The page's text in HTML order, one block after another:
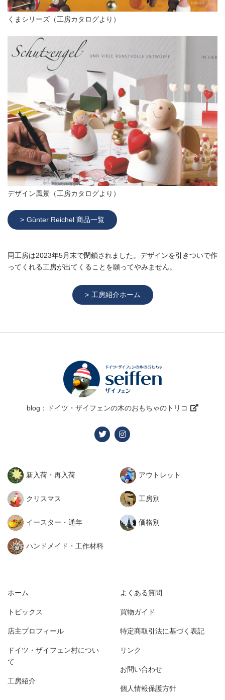
くまシリーズ（工房カタログより）
デザイン風景（工房カタログより）
Günter Reichel 商品一覧
同工房は2023年5月末で閉鎖されました。デザインを引きついで作
ってくれる工房が出てくることを願ってやみません。
工房紹介ホーム
blog：ドイツ・ザイフェンの木のおもちゃのトリコ
新入荷・再入荷
クリスマス
イースター・通年
ハンドメイド・工作材料
アウトレット
工房別
価格別
ホーム
トピックス
店主プロフィール
ドイツ・ザイフェン村につい
て
工房紹介
よくある質問
買物ガイド
特定商取引法に基づく表記
リンク
お問い合わせ
個人情報保護方針